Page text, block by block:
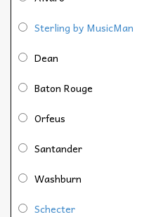
Sterling by MusicMan
Dean
Baton Rouge
Orfeus
Santander
Washburn
Schecter